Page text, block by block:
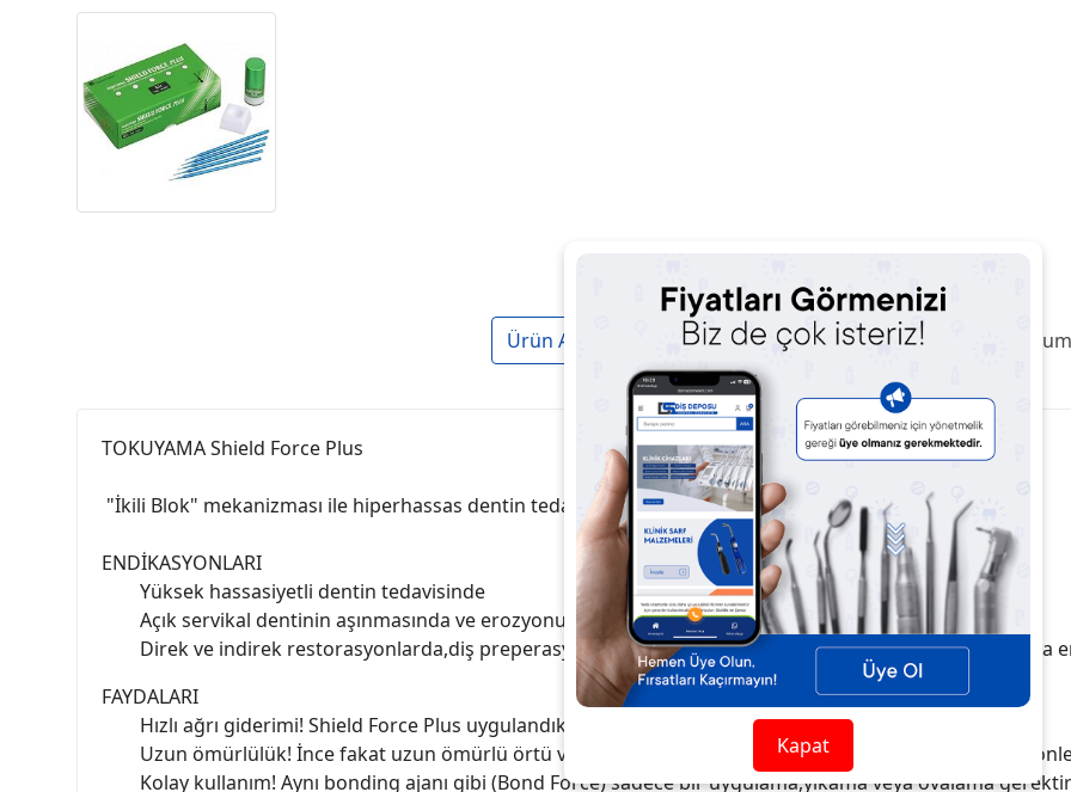
Ürün Açıklaması Taksit / Ödeme Seçenekleri Ürün
TOKUYAMA Shield Force Plus
"İkili Blok" mekanizması ile hiperhassas dentin tedavisinde koruyucu sealant
ENDİKASYONLARI
Yüksek hassasiyetli dentin tedavisinde
Açık servikal dentinin aşınmasında ve erozyonun azaltılmasında
Direk ve indirek restorasyonlarda,diş preperasyonundan sonra diş hassasiyetinin azaltılması ve/ veya
FAYDALARI
Hızlı ağrı giderimi! Shield Force Plus uygulandıktan hemen sonra yüksek hassasiyeti azaltır
Uzun ömürlülük! İnce fakat uzun ömürlü örtü ve reçine tabakası hassasiyeti uzun dönemde azaltır/
Kolay kullanım! Aynı bonding ajanı gibi (Bond Force) sadece bir uygulama,yıkama veya ovalama
Kapat